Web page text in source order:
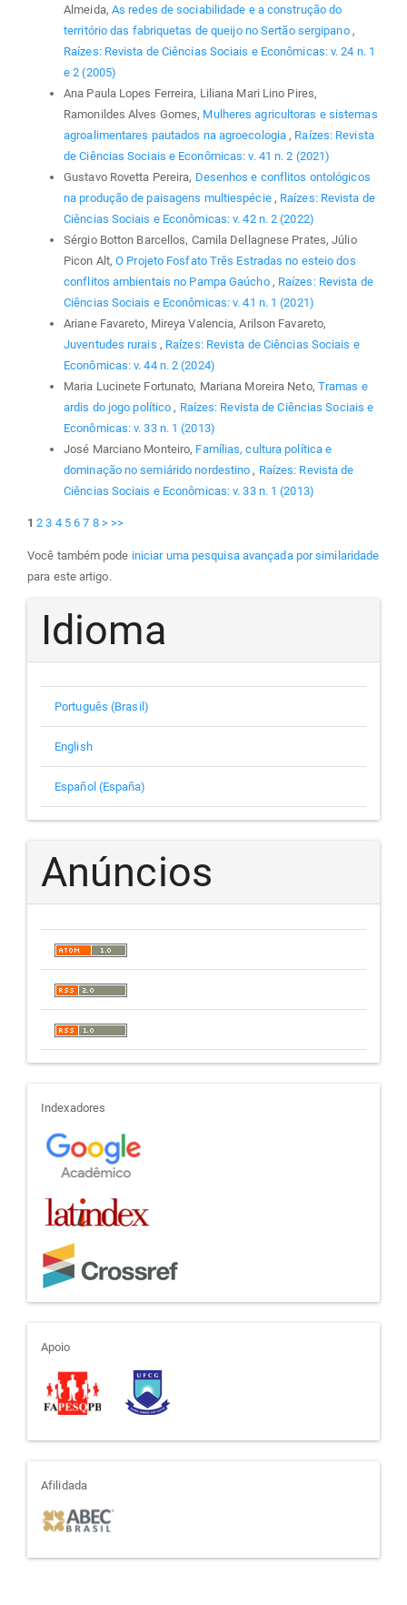
Almeida, As redes de sociabilidade e a construção do
território das fabriquetas de queijo no Sertão sergipano ,
Raízes: Revista de Ciências Sociais e Econômicas: v. 24 n. 1
e 2 (2005)
Ana Paula Lopes Ferreira, Liliana Mari Lino Pires,
Ramonildes Alves Gomes, Mulheres agricultoras e sistemas
agroalimentares pautados na agroecologia, Raízes: Revista
de Ciências Sociais e Econômicas: v. 41 n. 2 (2021)
Gustavo Rovetta Pereira, Desenhos e conflitos ontológicos
na produção de paisagens multiespécie , Raízes: Revista de
Ciências Sociais e Econômicas: v. 42 n. 2 (2022)
Sérgio Botton Barcellos, Camila Dellagnese Prates, Júlio
Picon Alt,O Projeto Fosfato Três Estradas no esteio dos
conflitos ambientais no Pampa Gaúcho , Raízes: Revista de
Ciências Sociais e Econômicas: v. 41 n. 1 (2021)
Ariane Favareto, Mireya Valencia, Arilson Favareto,
Juventudes rurais , Raízes: Revista de Ciências Sociais e
Econômicas: v. 44 n. 2 (2024)
Maria Lucinete Fortunato, Mariana Moreira Neto, Tramas e
ardis do jogo político, Raízes: Revista de Ciências Sociais e
Econômicas: v. 33 n. 1 (2013)
José Marciano Monteiro, Famílias, cultura política e
dominação no semiárido nordestino, Raízes: Revista de
Ciências Sociais e Econômicas: v. 33 n. 1 (2013)
1 2 3 4 5 6 7 8 > >>
Você também pode iniciar uma pesquisa avançada por similaridade
para este artigo.
Idioma
Português (Brasil)
English
Español (España)
Anúncios
indexadores
Indexadores
apoio
Apoio
afiliada
Afilidada